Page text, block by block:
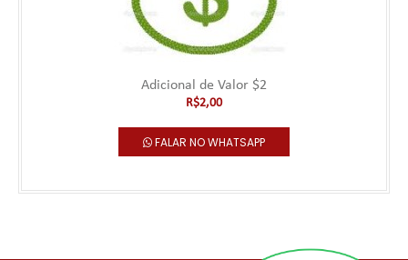
Adicional de Valor $2
R$2,00
FALAR NO WHATSAPP